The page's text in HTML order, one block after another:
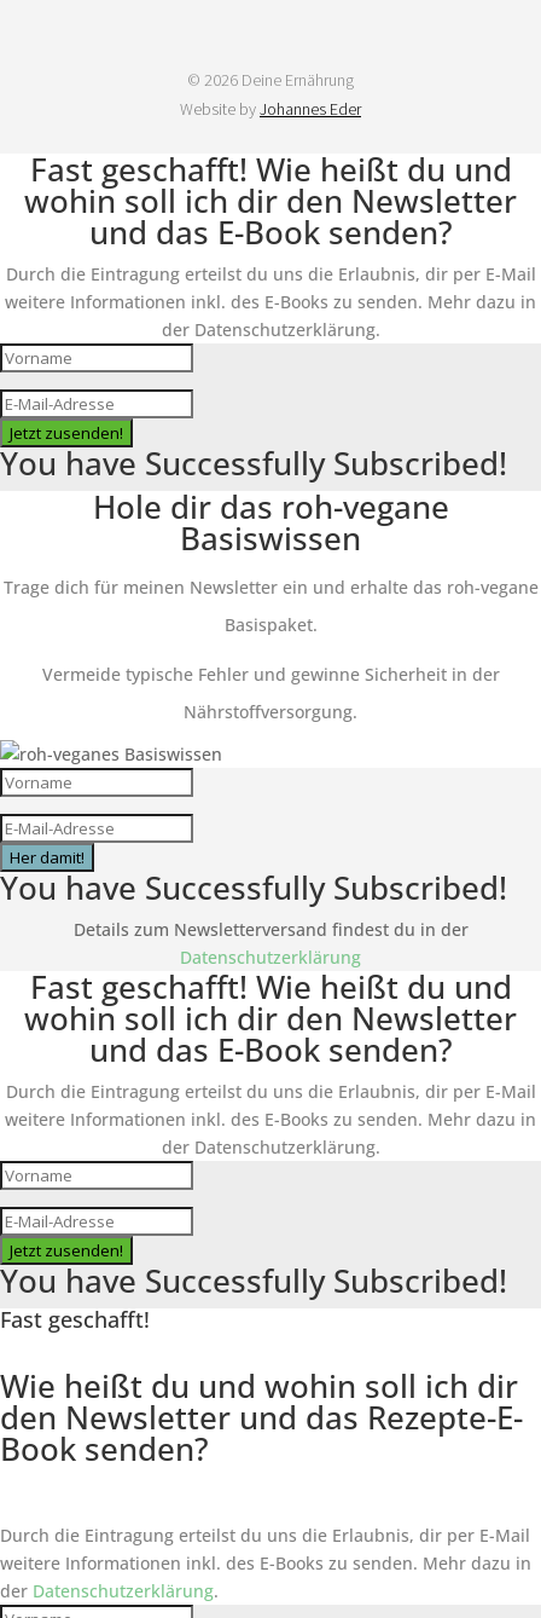
© 2026 Deine Ernährung
Website byJohannes Eder
Fast geschafft! Wie heißt du und
wohin soll ich dir den Newsletter
und das E-Book senden?
Durch die Eintragung erteilst du uns die Erlaubnis, dir per E-Mail
weitere Informationen inkl. des E-Books zu senden. Mehr dazu in
der Datenschutzerklärung.
Jetzt zusenden!
You have Successfully Subscribed!
Hole dir das roh-vegane
Basiswissen
Trage dich für meinen Newsletter ein und erhalte das roh-vegane
Basispaket.
Vermeide typische Fehler und gewinne Sicherheit in der
Nährstoffversorgung.
Her damit!
You have Successfully Subscribed!
Details zum Newsletterversand findest du in der
Datenschutzerklärung
Fast geschafft! Wie heißt du und
wohin soll ich dir den Newsletter
und das E-Book senden?
Durch die Eintragung erteilst du uns die Erlaubnis, dir per E-Mail
weitere Informationen inkl. des E-Books zu senden. Mehr dazu in
der Datenschutzerklärung.
Jetzt zusenden!
You have Successfully Subscribed!
Fast geschafft!
Wie heißt du und wohin soll ich dir
den Newsletter und das Rezepte-E-
Book senden?
Durch die Eintragung erteilst du uns die Erlaubnis, dir per E-Mail
weitere Informationen inkl. des E-Books zu senden. Mehr dazu in
der Datenschutzerklärung.